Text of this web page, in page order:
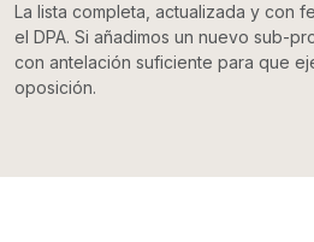
La lista completa, actualizada y con
el DPA. Si añadimos un nuevo sub-
con antelación suficiente para que
oposición.